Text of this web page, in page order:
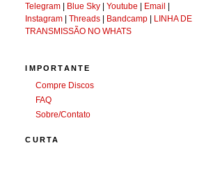
Telegram | Blue Sky |Youtube | Email |
Instagram |Threads | Bandcamp | LINHA DE
TRANSMISSÃO NO WHATS
IMPORTANTE
Compre Discos
FAQ
Sobre/Contato
CURTA